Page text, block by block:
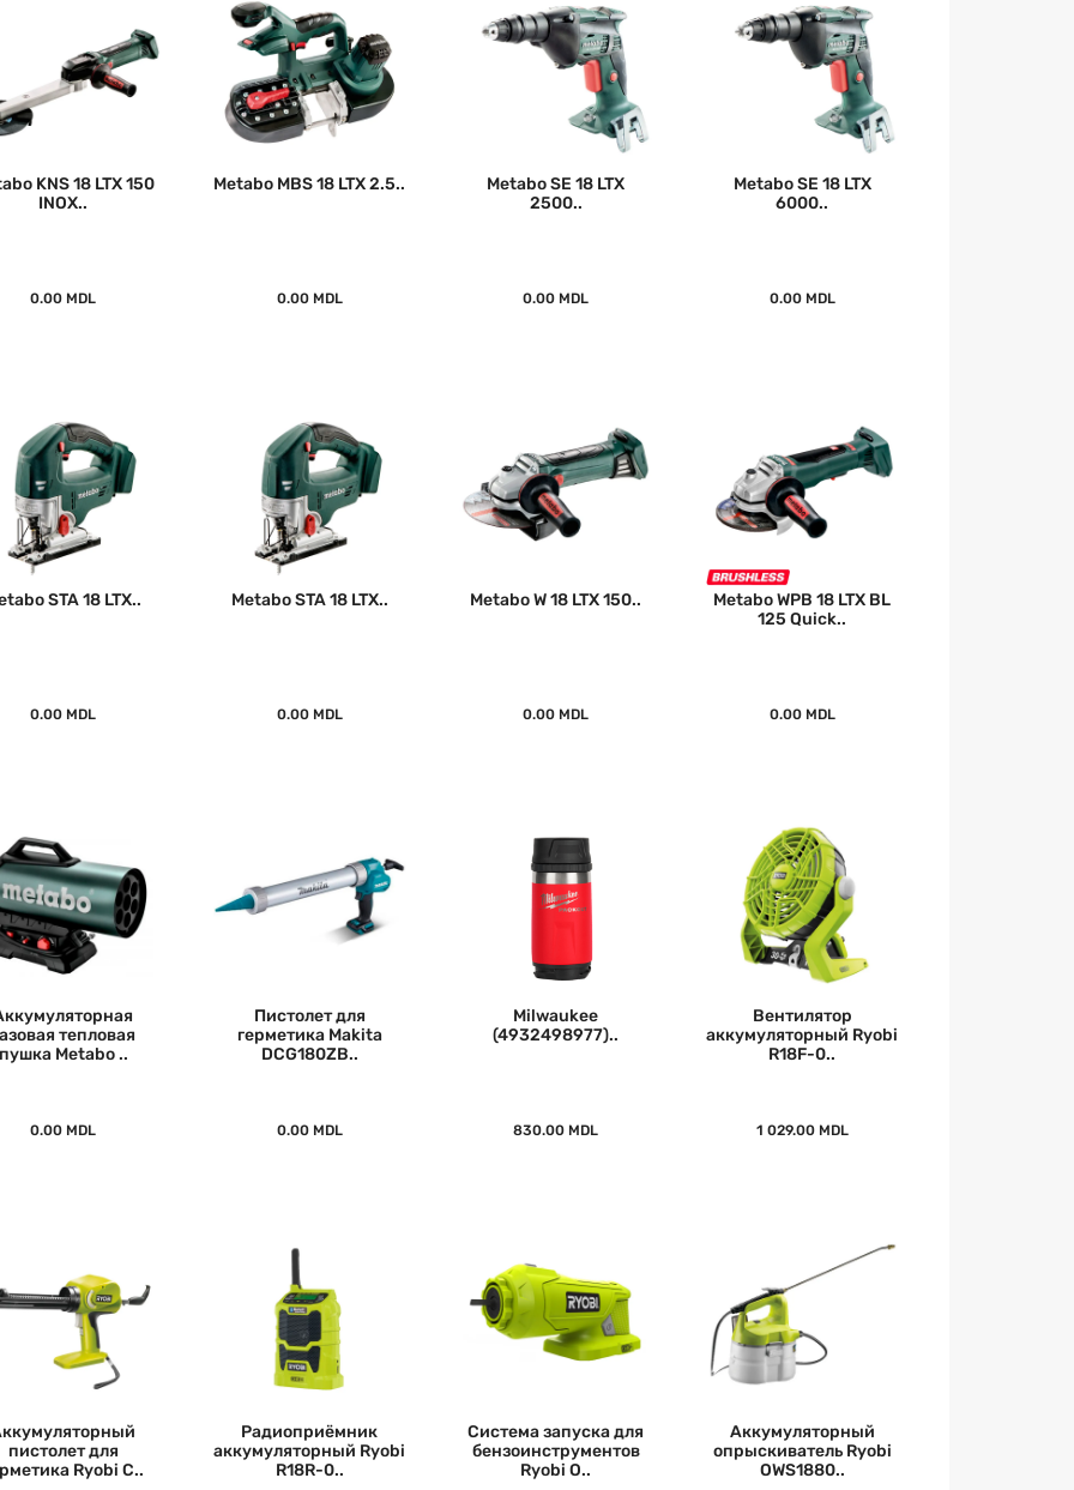
KNS 18 LTX 150
INOX..
0.00 MDL
Metabo MBS 18 LTX 2.5..
0.00 MDL
Metabo SE 18 LTX
2500..
0.00 MDL
Metabo SE 18 LTX
6000..
0.00 MDL
STA 18 LTX..
0.00 MDL
Metabo STA 18 LTX..
0.00 MDL
Metabo W 18 LTX 150..
0.00 MDL
Metabo WPB 18 LTX BL
125 Quick..
0.00 MDL
тепловая
Metabo ..
0.00 MDL
Пистолет для
герметика Makita
DCG180ZB..
0.00 MDL
Milwaukee
(4932498977)..
830.00 MDL
Вентилятор
аккумуляторный Ryobi
R18F-0..
1 029.00 MDL
пистолет для
Ryobi C..
Радиоприёмник
аккумуляторный Ryobi
R18R-0..
Система запуска для
бензоинструментов
Ryobi O..
Аккумуляторный
опрыскиватель Ryobi
OWS1880..